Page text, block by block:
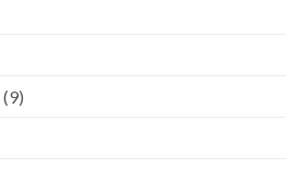
(9)